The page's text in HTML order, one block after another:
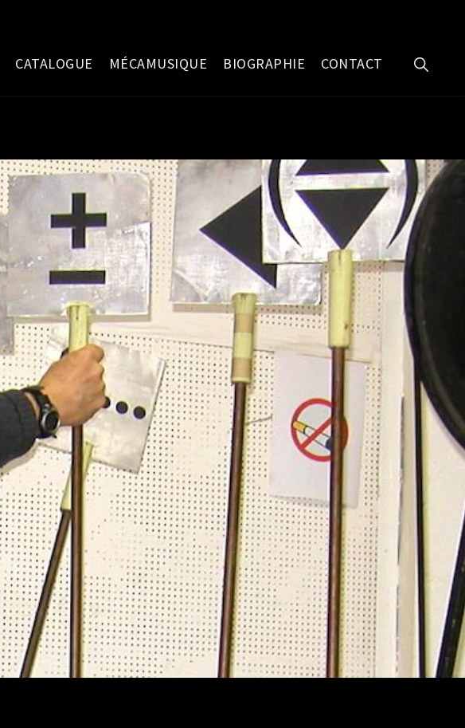
CATALOGUE MÉCAMUSIQUE BIOGRAPHIE CONTACT SHOW